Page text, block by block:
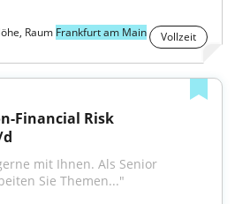
Raum Frankfurt am Main Vollzeit
Financial Risk
Sie Themen..."